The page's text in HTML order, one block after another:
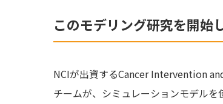
このモデリング研究を開始
NCIが出資するCancer Intervention
チームが、シミュレーションモデル